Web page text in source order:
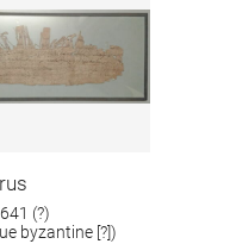
(?)
byzantine [?])